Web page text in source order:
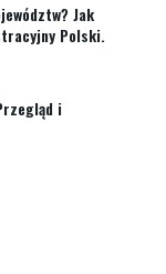
Jak
Polski.
i